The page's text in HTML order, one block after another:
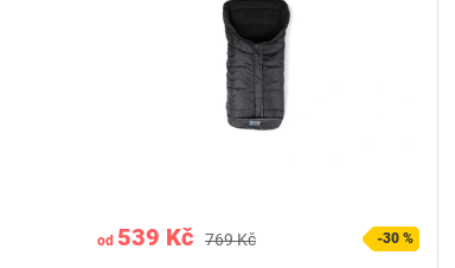
od 539 Kč 769 Kč -30 %